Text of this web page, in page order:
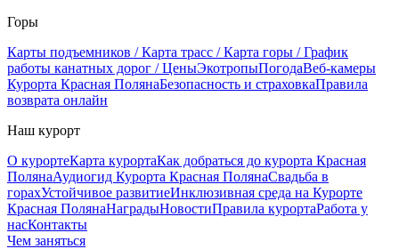
Горы
Карты подъемников / Карта трасс / Карта горы / График
работы канатных дорог / ЦеныЭкотропыПогодаВеб-камеры
Курорта Красная ПолянаБезопасность и страховкаПравила
возврата онлайн
Наш курорт
О курортеКарта курортаКак добраться до курорта Красная
ПолянаАудиогид Курорта Красная ПолянаСвадьба в
горахУстойчивое развитиеИнклюзивная среда на Курорте
Красная ПолянаНаградыНовостиПравила курортаРабота у
насКонтакты
Чем заняться